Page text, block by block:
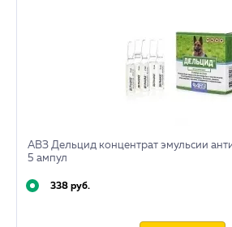
АВЗ Дельцид концентрат эмульсии
5 ампул
338 руб.